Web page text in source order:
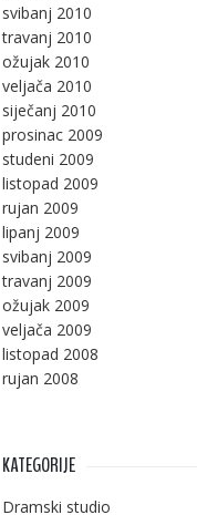
svibanj 2010
travanj 2010
ožujak 2010
veljača 2010
siječanj 2010
prosinac 2009
studeni 2009
listopad 2009
rujan 2009
lipanj 2009
svibanj 2009
travanj 2009
ožujak 2009
veljača 2009
listopad 2008
rujan 2008
KATEGORIJE
Dramski studio